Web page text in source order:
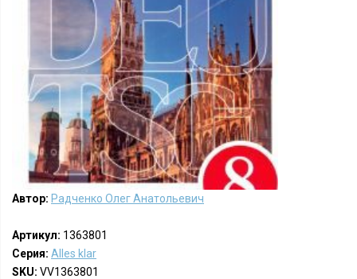
Автор: Радченко Олег Анатольевич
Артикул: 1363801
Серия: Alles klar
SKU: VV1363801